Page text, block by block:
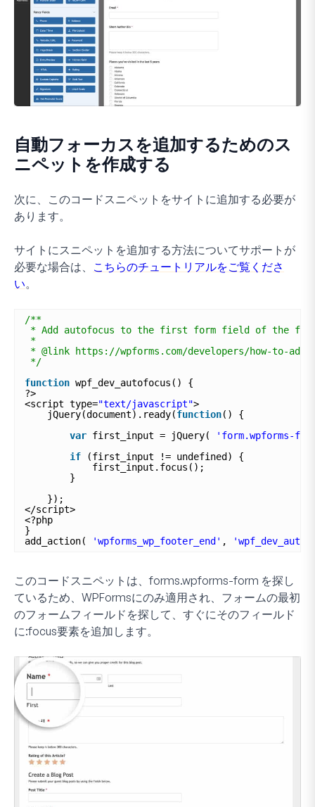
自動フォーカスを追加するためのス
ニペットを作成する
次に、このコードスニペットをサイトに追加する必要が
あります。
サイトにスニペットを追加する方法についてサポートが
必要な場合は、 こちらのチュートリアルをご覧くださ
い。
/**
* Add autofocus to the first form field of the
*
* @link https://wpforms.com/developers/how-to-
*/
function wpf_dev_autofocus() {
?>
<script type="text/javascript">
jQuery(document).ready(function() {
var first_input = jQuery(
'form.wpforms-
if
(first_input != undefined) {
first_input.focus();
}
});
</script>
<?php
}
add_action(
'wpforms_wp_footer_end' ,
このコードスニペットは、forms.wpforms-form を探し
ているため、WPFormsにのみ適用され、フォームの最初
のフォームフィールドを探して、すぐにそのフィールド
に:focus要素を追加します。